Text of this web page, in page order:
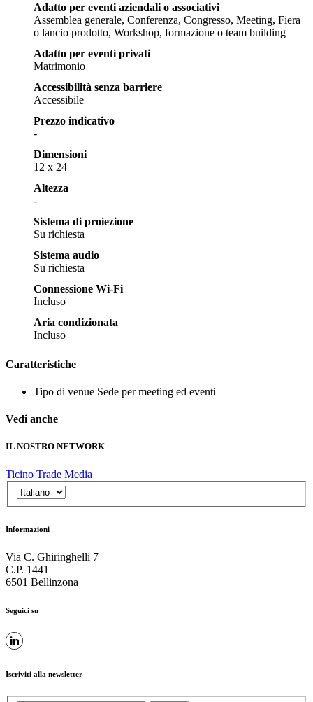
Adatto per eventi aziendali o associativi
Assemblea generale, Conferenza, Congresso, Meeting, Fiera
o lancio prodotto, Workshop, formazione o team building
Adatto per eventi privati
Matrimonio
Accessibilità senza barriere
Accessibile
Prezzo indicativo
-
Dimensioni
12 x 24
Altezza
-
Sistema di proiezione
Su richiesta
Sistema audio
Su richiesta
Connessione Wi-Fi
Incluso
Aria condizionata
Incluso
Caratteristiche
Tipo di venue Sede per meeting ed eventi
Vedi anche
IL NOSTRO NETWORK
Ticino Trade Media
Informazioni
Via C. Ghiringhelli 7
C.P. 1441
6501 Bellinzona
Seguici su
Iscriviti alla newsletter